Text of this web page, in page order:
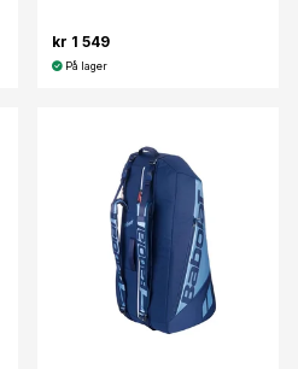
kr 1 549
På lager